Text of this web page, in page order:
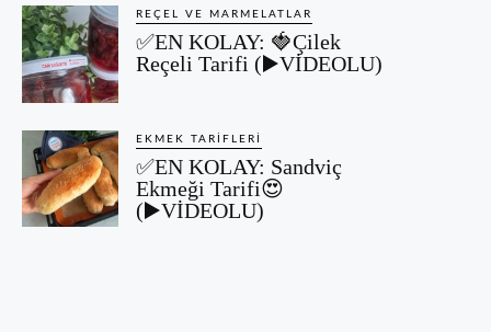
REÇEL VE MARMELATLAR
✅EN KOLAY: 🍓Çilek
Reçeli Tarifi (▶️VİDEOLU)
EKMEK TARIFLERI
✅EN KOLAY: Sandviç
Ekmeği Tarifi😍
(▶️VİDEOLU)